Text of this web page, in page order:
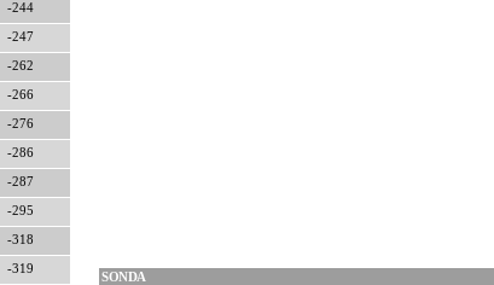
-244
-247
-262
-266
-276
-286
-287
-295
-318
-319
SONDA